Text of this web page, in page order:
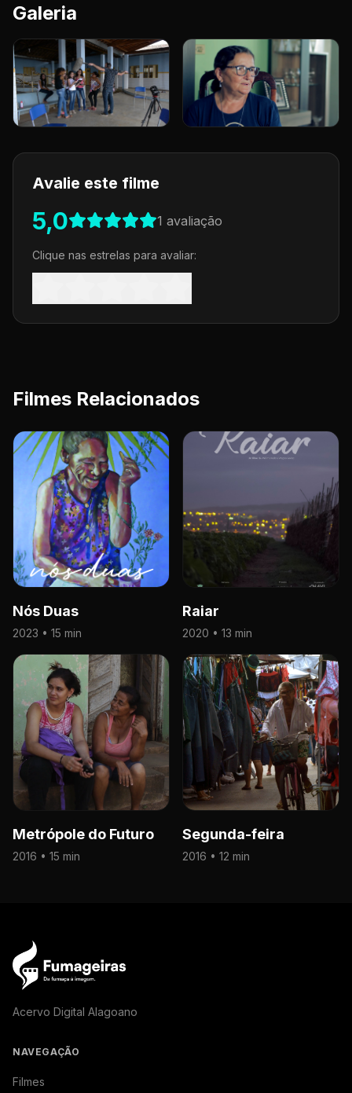
Galeria
Avalie este filme
5,0 1 avaliação
Clique nas estrelas para avaliar:
Filmes Relacionados
Nós Duas
2023 • 15 min
Raiar
2020 • 13 min
Metrópole do Futuro
2016 • 15 min
Segunda-feira
2016 • 12 min
Acervo Digital Alagoano
NAVEGAÇÃO
Filmes